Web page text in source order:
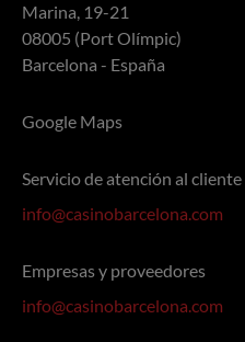
Marina, 19-21
08005 (Port Olímpic)
Barcelona - España
Google Maps
Servicio de atención al cliente
info@casinobarcelona.com
Empresas y proveedores
info@casinobarcelona.com